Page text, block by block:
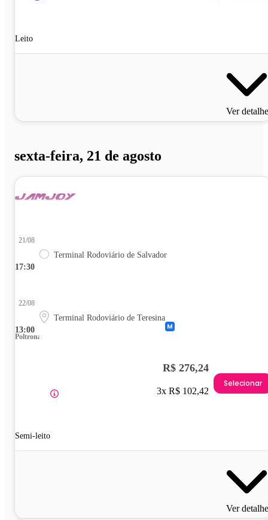
Leito
Ver
sexta-feira, 21 de agosto
17:30
21/08
Terminal Rodoviário de Salvador
13:00
22/08
Terminal Rodoviário de Teresina
Poltrona
Semi-leito
R$ 276,24
3x R$ 102,42
Selecionar
Ver